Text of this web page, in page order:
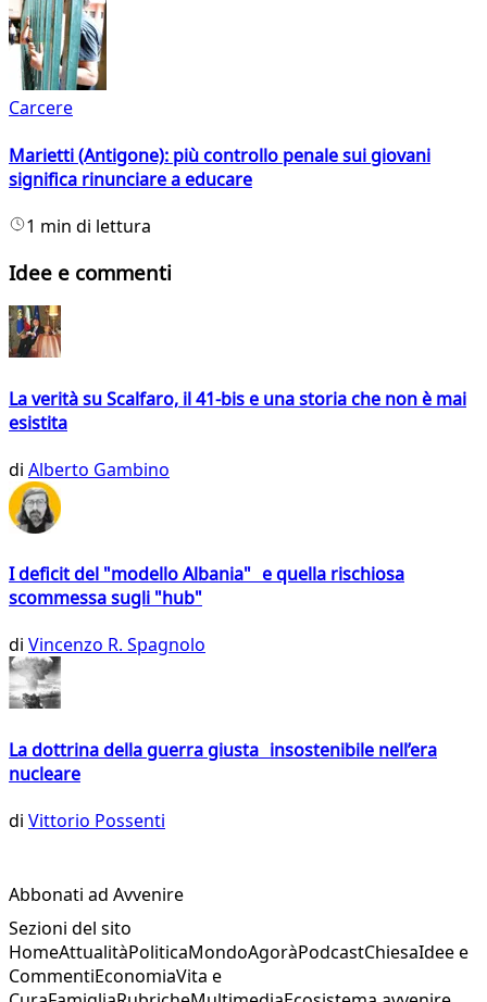
Carcere
Marietti (Antigone): più controllo penale sui giovani
significa rinunciare a educare
1 min di lettura
Idee e commenti
La verità su Scalfaro, il 41-bis e una storia che non è mai
esistita
di Alberto Gambino
I deficit del "modello Albania" e quella rischiosa
scommessa sugli "hub"
di Vincenzo R. Spagnolo
La dottrina della guerra giusta insostenibile nell’era
nucleare
di Vittorio Possenti
Abbonati ad Avvenire
Sezioni del sito
HomeAttualitàPoliticaMondoAgoràPodcastChiesaIdee e
CommentiEconomiaVita e